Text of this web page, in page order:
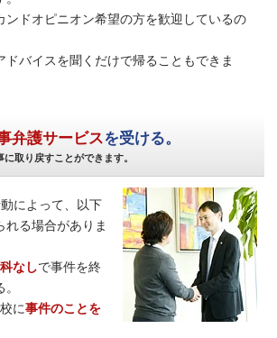
ンドオピニオン希望の方を歓迎しているの
ドバイスを聞くだけで帰ることもできま
弁護サービスを受ける。
に取り戻すことができます。
によって、以下
れる場合がありま
なしで事件を終
に事件のことを